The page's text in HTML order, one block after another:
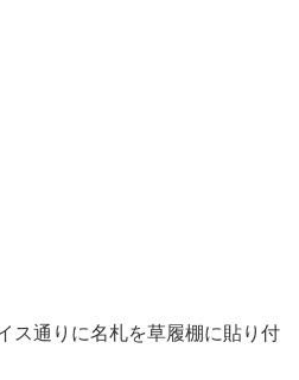
ス通りに名札を草履棚に貼り付